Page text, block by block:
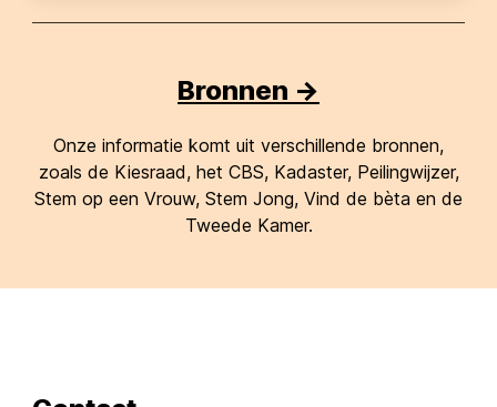
Bronnen ->
Onze informatie komt uit verschillende bronnen,
zoals de Kiesraad, het CBS, Kadaster, Peilingwijzer,
Stem op een Vrouw, Stem Jong, Vind de bèta en de
Tweede Kamer.